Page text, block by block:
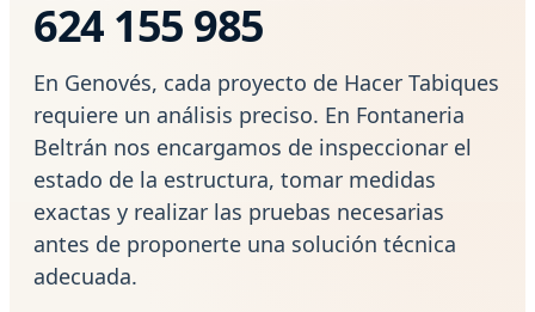
624 155 985
En Genovés, cada proyecto de Hacer Tabiques
requiere un análisis preciso. En Fontaneria
Beltrán nos encargamos de inspeccionar el
estado de la estructura, tomar medidas
exactas y realizar las pruebas necesarias
antes de proponerte una solución técnica
adecuada.